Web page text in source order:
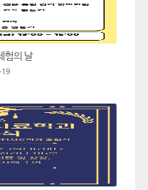
험의 날